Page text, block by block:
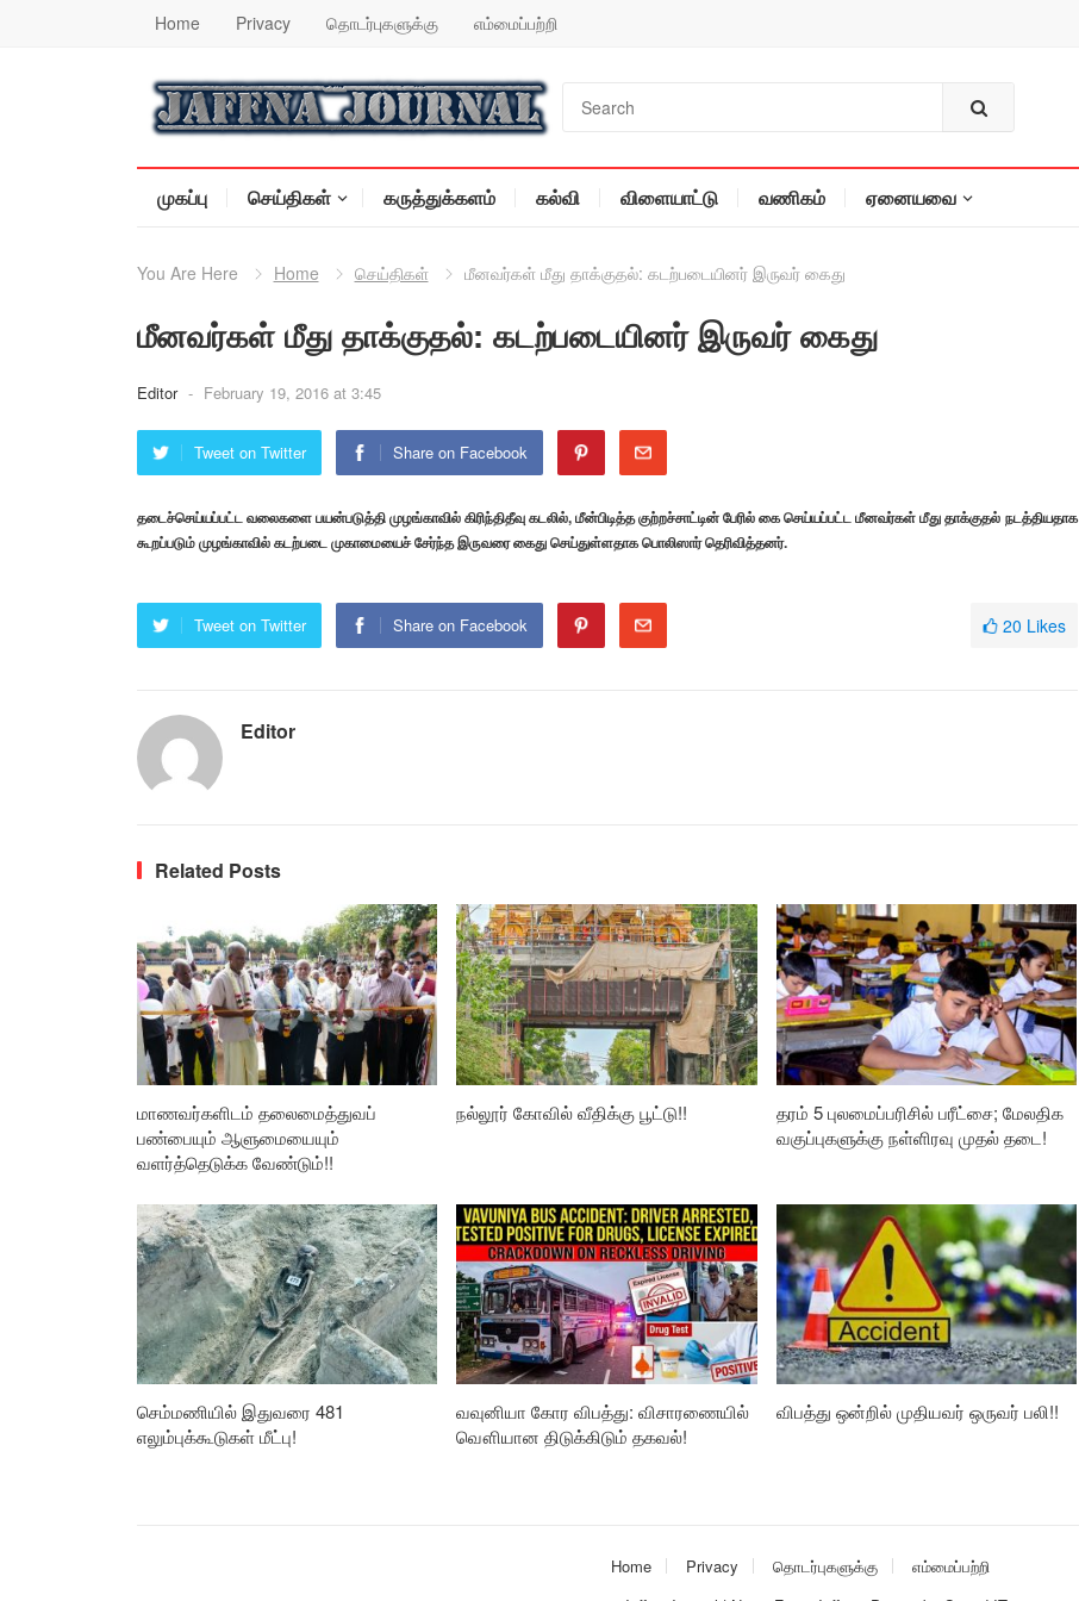
Home Privacy தொடர்புகளுக்கு எம்மைப்பற்றி
முகப்பு செய்திகள் கருத்துக்களம் கல்வி விளையாட்டு வணிகம் ஏனையவை
You Are Here Home செய்திகள் மீனவர்கள் மீது தாக்குதல்: கடற்படையினர் இருவர் கைது
மீனவர்கள் மீது தாக்குதல்: கடற்படையினர் இருவர் கைது
Editor - February 19, 2016 at 3:45
Tweet on Twitter Share on Facebook
தடைச்செய்யப்பட்ட வலைகளை பயன்படுத்தி முழங்காவில் கிரிந்திதீவு கடலில், மீன்பிடித்த குற்றச்சாட்டின் பேரில் கை செய்யப்பட்ட மீனவர்கள் மீது தாக்குதல் நடத்தியதாக
கூறப்படும் முழங்காவில் கடற்படை முகாமையைச் சேர்ந்த இருவரை கைது செய்துள்ளதாக பொலிஸார் தெரிவித்தனர்.
Tweet on Twitter Share on Facebook 20 Likes
Editor
Related Posts
மாணவர்களிடம் தலைமைத்துவப்
பண்பையும் ஆளுமையையும்
வளர்த்தெடுக்க வேண்டும்!!
நல்லூர் கோவில் வீதிக்கு பூட்டு!!
தரம் 5 புலமைப்பரிசில் பரீட்சை; மேலதிக
வகுப்புகளுக்கு நள்ளிரவு முதல் தடை!
செம்மணியில் இதுவரை 481
எலும்புக்கூடுகள் மீட்பு!
வவுனியா கோர விபத்து: விசாரணையில்
வௌியான திடுக்கிடும் தகவல்!
விபத்து ஒன்றில் முதியவர் ஒருவர் பலி!!
Home Privacy தொடர்புகளுக்கு
எம்மைப்பற்றி